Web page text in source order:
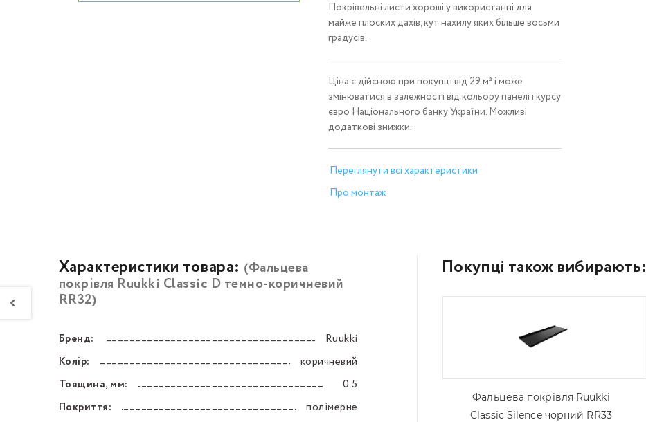
Покрівельні листи хороші у використанні для
майже плоских дахів, кут нахилу яких більше восьми
градусів.
Ціна є дійсною при покупці від 29 м² і може
змінюватися в залежності від кольору панелі і курсу
євро Національного банку України. Можливі
додаткові знижки.
Переглянути всі характеристики
Про монтаж
Характеристики товара: (Фальцева
покрівля Ruukki Classic D темно-коричневий
RR32)
Бренд:
–––––––––––––––––––––––––––––––––––––––––––––
Ruukki
Колір:
–––––––––––––––––––––––––––––––––––––––––––––коричневий
Товщина, мм:
–––––––––––––––––––––––––––––––––––––––––––––
0.5
Покриття:
–––––––––––––––––––––––––––––––––––––––––––––полімерне
Покупці також вибирають:
Фальцева покрівля Ruukki
Classic Silence чорний RR33